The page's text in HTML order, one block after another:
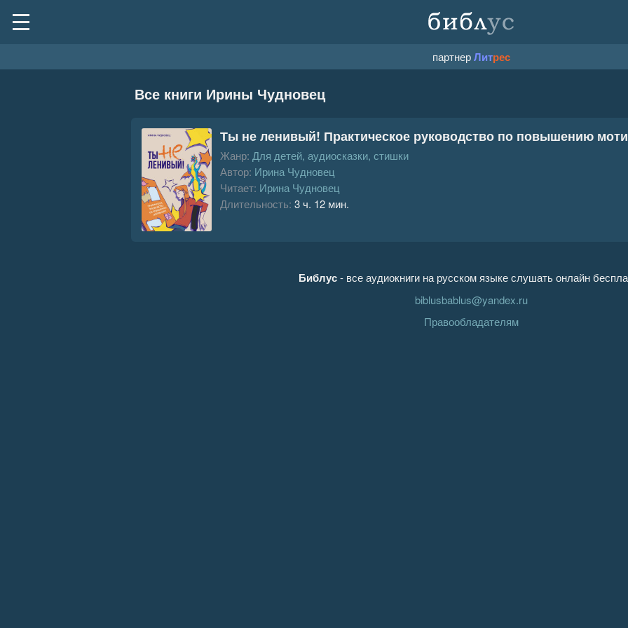
партнерЛитрес
Все книги Ирины Чудновец
Ты не ленивый! Практическое руководство по повышению
Жанр: Для детей, аудиосказки, стишки
Автор: Ирина Чудновец
Читает: Ирина Чудновец
Длительность: 3 ч. 12 мин.
Библус- все аудиокниги на русском языке слушать онлайн
biblusbablus@yandex.ru
Правообладателям